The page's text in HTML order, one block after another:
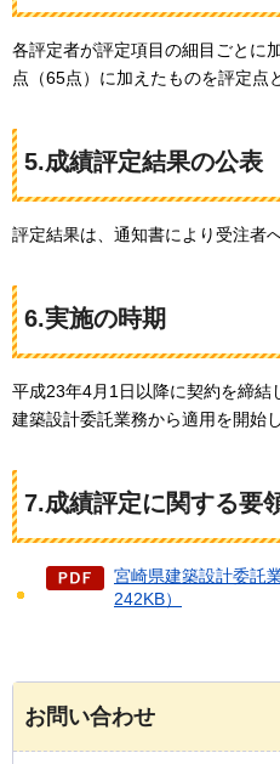
各評定者が評定項目の細目ごとに
点（65点）に加えたものを評定点
5.成績評定結果の公表
評定結果は、通知書により受注者
6.実施の時期
平成23年4月1日以降に契約を締結
建築設計委託業務から適用を開始し
7.成績評定に関する要
宮崎県建築設計委託
242KB）
お問い合わせ